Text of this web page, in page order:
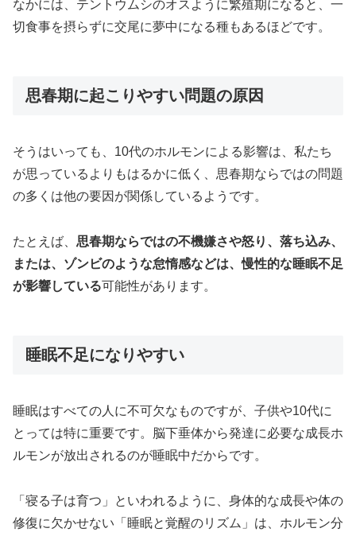
なかには、テントウムシのオスように繁殖期になると、一
切食事を摂らずに交尾に夢中になる種もあるほどです。
思春期に起こりやすい問題の原因
そうはいっても、10代のホルモンによる影響は、私たち
が思っているよりもはるかに低く、思春期ならではの問題
の多くは他の要因が関係しているようです。
たとえば、 思春期ならではの不機嫌さや怒り、落ち込み、
または、ゾンビのような怠惰感などは、慢性的な睡眠不足
が影響している可能性があります。
睡眠不足になりやすい
睡眠はすべての人に不可欠なものですが、子供や10代に
とっては特に重要です。脳下垂体から発達に必要な成長ホ
ルモンが放出されるのが睡眠中だからです。
「寝る子は育つ」といわれるように、身体的な成長や体の
修復に欠かせない「睡眠と覚醒のリズム」は、ホルモン分